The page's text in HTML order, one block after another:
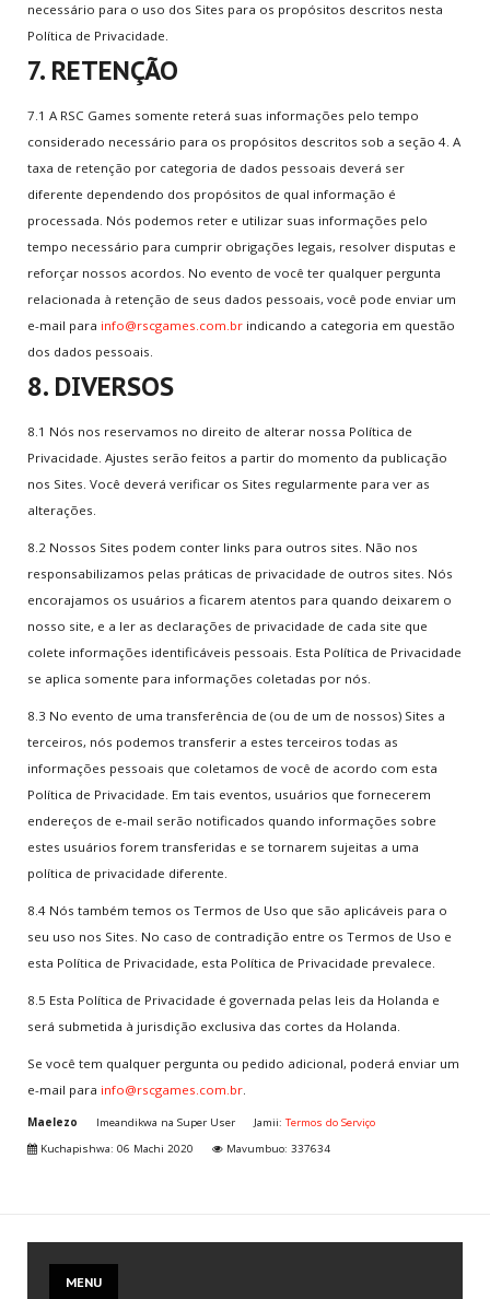
necessário para o uso dos Sites para os propósitos descritos nesta
Política de Privacidade.
7. RETENÇÃO
7.1 A RSC Games somente reterá suas informações pelo tempo
considerado necessário para os propósitos descritos sob a seção 4. A
taxa de retenção por categoria de dados pessoais deverá ser
diferente dependendo dos propósitos de qual informação é
processada. Nós podemos reter e utilizar suas informações pelo
tempo necessário para cumprir obrigações legais, resolver disputas e
reforçar nossos acordos. No evento de você ter qualquer pergunta
relacionada à retenção de seus dados pessoais, você pode enviar um
e-mail para info@rscgames.com.br indicando a categoria em questão
dos dados pessoais.
8. DIVERSOS
8.1 Nós nos reservamos no direito de alterar nossa Política de
Privacidade. Ajustes serão feitos a partir do momento da publicação
nos Sites. Você deverá verificar os Sites regularmente para ver as
alterações.
8.2 Nossos Sites podem conter links para outros sites. Não nos
responsabilizamos pelas práticas de privacidade de outros sites. Nós
encorajamos os usuários a ficarem atentos para quando deixarem o
nosso site, e a ler as declarações de privacidade de cada site que
colete informações identificáveis pessoais. Esta Política de Privacidade
se aplica somente para informações coletadas por nós.
8.3 No evento de uma transferência de (ou de um de nossos) Sites a
terceiros, nós podemos transferir a estes terceiros todas as
informações pessoais que coletamos de você de acordo com esta
Política de Privacidade. Em tais eventos, usuários que fornecerem
endereços de e-mail serão notificados quando informações sobre
estes usuários forem transferidas e se tornarem sujeitas a uma
política de privacidade diferente.
8.4 Nós também temos os Termos de Uso que são aplicáveis para o
seu uso nos Sites. No caso de contradição entre os Termos de Uso e
esta Política de Privacidade, esta Política de Privacidade prevalece.
8.5 Esta Política de Privacidade é governada pelas leis da Holanda e
será submetida à jurisdição exclusiva das cortes da Holanda.
Se você tem qualquer pergunta ou pedido adicional, poderá enviar um
e-mail para info@rscgames.com.br.
Maelezo Imeandikwa na Super User Jamii: Termos do Serviço
Kuchapishwa: 06 Machi 2020
Mavumbuo: 337634
MENU